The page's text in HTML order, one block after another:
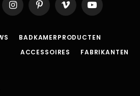
InstagramPinterestVimeo YouTube
BADKAMERPRODUCTEN
ACCESSOIRES FABRIKANTEN